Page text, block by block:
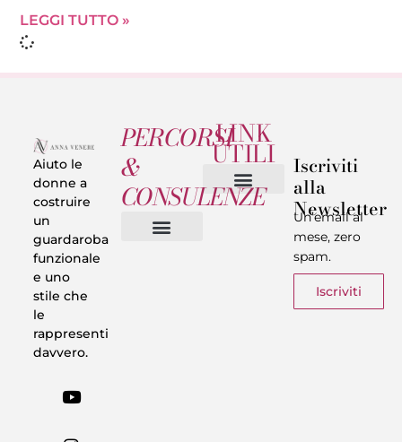
LEGGI TUTTO »
Aiuto le
donne a
costruire
un
guardaroba
funzionale
e uno
stile che
le
rappresenti
davvero.
PERCORSI
&
CONSULENZE
LINK
UTILI Iscriviti
alla
Newsletter
Un’email al
mese, zero
spam.
Iscriviti